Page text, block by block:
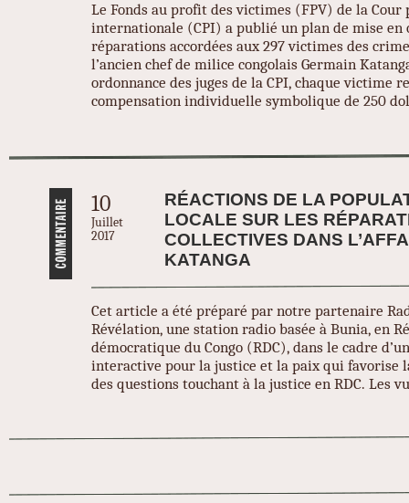
Le Fonds au profit des victimes (FPV) de la Cour
internationale (CPI) a publié un plan de mise en
réparations accordées aux 297 victimes des
l’ancien chef de milice congolais Germain
ordonnance des juges de la CPI, chaque victime
compensation individuelle symbolique de 250
10
Juillet
2017
RÉACTIONS DE LA
LOCALE SUR LES
COLLECTIVES DANS
KATANGA
Cet article a été préparé par notre partenaire
Révélation, une station radio basée à Bunia, en
démocratique du Congo (RDC), dans le cadre
interactive pour la justice et la paix qui favorise
des questions touchant à la justice en RDC. Les